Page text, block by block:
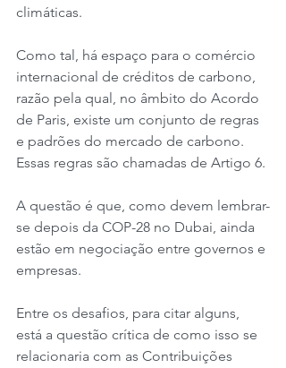
climáticas.
Como tal, há espaço para o comércio
internacional de créditos de carbono,
razão pela qual, no âmbito do Acordo
de Paris, existe um conjunto de regras
e padrões do mercado de carbono.
Essas regras são chamadas de Artigo 6.
A questão é que, como devem lembrar-
se depois da COP-28 no Dubai, ainda
estão em negociação entre governos e
empresas.
Entre os desafios, para citar alguns,
está a questão crítica de como isso se
relacionaria com as Contribuições